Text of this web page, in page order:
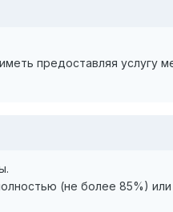
предоставляя услугу
(не более 85%)